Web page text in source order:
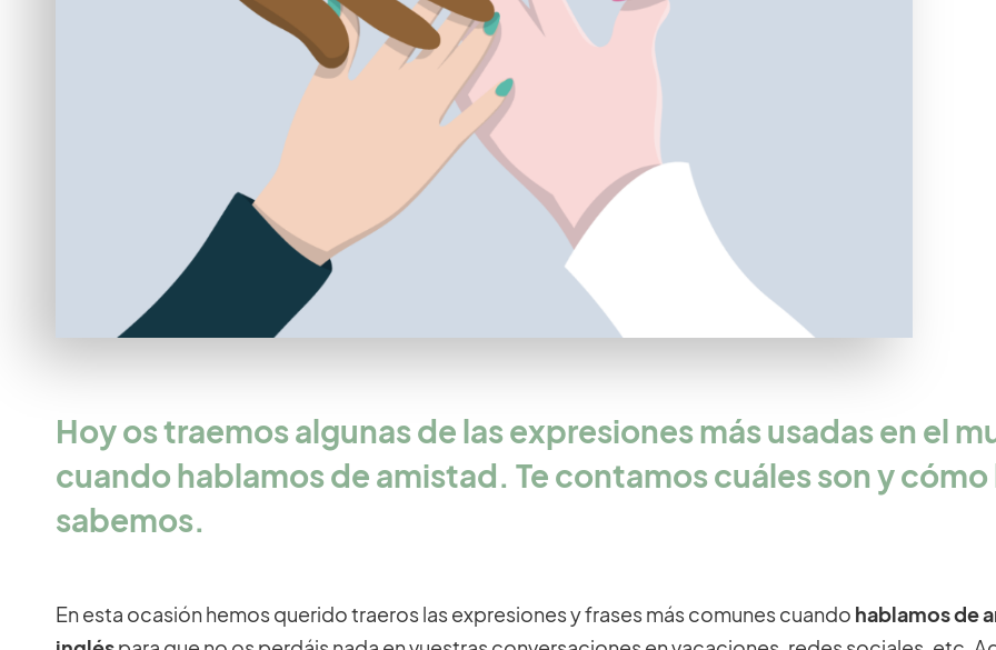
Hoy os traemos algunas de las expresiones más usadas en el
cuando hablamos de amistad. Te contamos cuáles son y cómo
sabemos.
En esta ocasión hemos querido traeros las expresiones y frases más comunes cuando hablamos de